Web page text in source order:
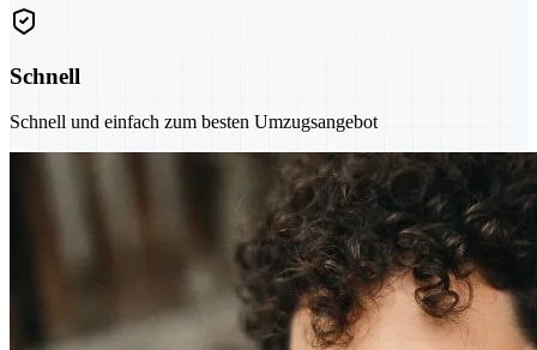
Schnell
Schnell und einfach zum besten Umzugsangebot